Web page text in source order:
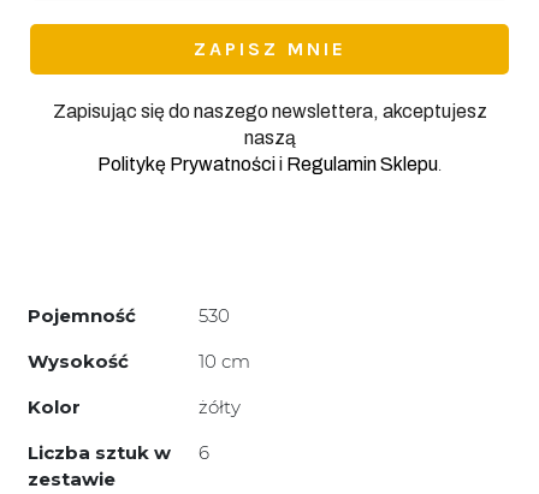
Zapisując się do naszego newslettera, akceptujesz
naszą
Politykę Prywatnościi Regulamin Sklepu
Pojemność
530
Wysokość
10 cm
Kolor
żółty
Liczba sztuk w
zestawie
6